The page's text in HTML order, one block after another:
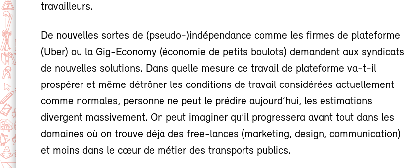
travailleurs.
De nouvelles sortes de (pseudo-)indépendance comme les firmes de plateforme
(Uber) ou la Gig-Economy (économie de petits boulots) demandent aux syndicats
de nouvelles solutions. Dans quelle mesure ce travail de plateforme va-t-il
prospérer et même détrôner les conditions de travail considérées actuellement
comme normales, personne ne peut le prédire aujourd’hui, les estimations
divergent massivement. On peut imaginer qu’il progressera avant tout dans les
domaines où on trouve déjà des free-lances (marketing, design, communication)
et moins dans le cœur de métier des transports publics.